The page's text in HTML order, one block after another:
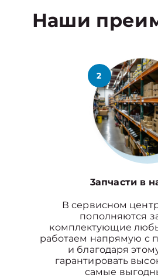
Наши
2
3апчасти в
В сервисном
пополняются
комплектующие
работаем напрямую с
и благодаря
гарантировать
самые